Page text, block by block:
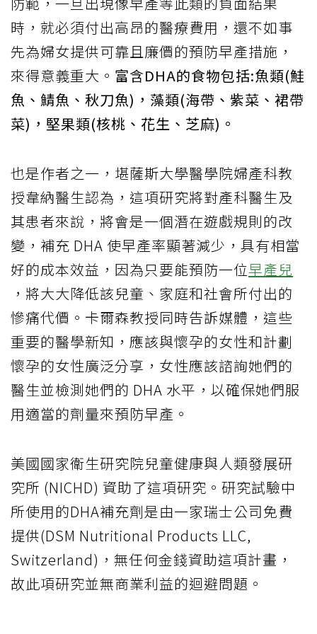
時，就必須付出高昂的醫療費用，還不如事
先為婦女提供可靠且廉價的預防早產措施，
來得意義重大。 富含DHA的食物包括:魚類(鮭
魚、鯖魚、秋刀魚)，藻類(海帶、紫菜、裙帶
菜)，堅果類(核桃、花生、芝麻)。
也是作者之一，堪薩斯大學醫學院婦產科教
授韋納醫生認為，這項研究將對產科醫生及
其患者來說，將會是一個潛在遊戲規則的改
變，補充 DHA 使早產率顯著減少，具有相當
好的成本效益，因為只要能預防一位早產兒
，將大大降低該兒童、家庭和社會所付出的
慘痛代價。卡爾森教授同時告訴媒體，這些
重要的醫學新知，應該與懷孕的女性和計劃
懷孕的女性廣泛分享，女性應該諮詢她們的
醫生並檢測她們的 DHA 水平，以確保她們服
用適當的劑量來預防早產。
美國國家衛生研究院兒童健康與人類發展研
究所 (NICHD) 資助了這項研究。研究試驗中
所使用的DHA補充劑是由一家瑞士公司免費
提供(DSM Nutritional Products LLC,
Switzerland)，無任何金錢資助這項計畫，
故此項研究並無商業利益的迴避問題。